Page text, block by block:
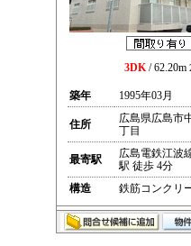
3DK/ 62.20m
築年 1995年03月
住所
広島県広島市
丁目
最寄駅
広島電鉄江波
駅 徒歩 4分
構造
鉄筋コンクリ